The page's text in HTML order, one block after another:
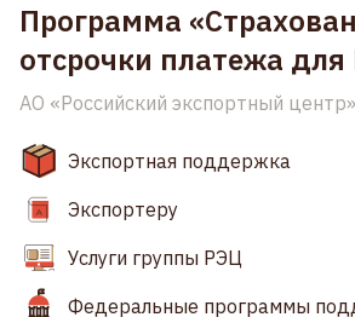
Программа
отсрочки платежа
АО «Российский экспортный центр»
Экспортная поддержка
Экспортеру
Услуги группы РЭЦ
Федеральные программы